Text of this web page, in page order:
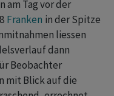
am Tag vor der
Franken in der Spitze
liessen
dann
Beobachter
mit Blick auf die